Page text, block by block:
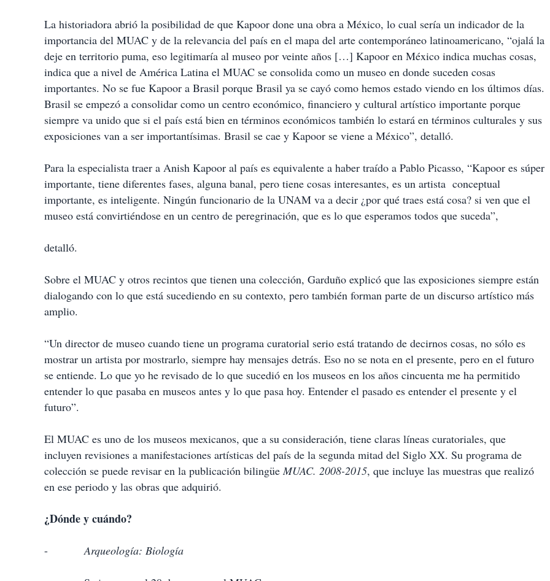
La historiadora abrió la posibilidad de que Kapoor done una obra a México, lo cual sería un indicador de la
importancia del MUAC y de la relevancia del país en el mapa del arte contemporáneo latinoamericano, “ojalá la
deje en territorio puma, eso legitimaría al museo por veinte años […] Kapoor en México indica muchas cosas,
indica que a nivel de América Latina el MUAC se consolida como un museo en donde suceden cosas
importantes. No se fue Kapoor a Brasil porque Brasil ya se cayó como hemos estado viendo en los últimos días.
Brasil se empezó a consolidar como un centro económico, financiero y cultural artístico importante porque
siempre va unido que si el país está bien en términos económicos también lo estará en términos culturales y sus
exposiciones van a ser importantísimas. Brasil se cae y Kapoor se viene a México”, detalló.
Para la especialista traer a Anish Kapoor al país es equivalente a haber traído a Pablo Picasso, “Kapoor es súper
importante, tiene diferentes fases, alguna banal, pero tiene cosas interesantes, es un artista conceptual
importante, es inteligente. Ningún funcionario de la UNAM va a decir ¿por qué traes está cosa? si ven que el
museo está convirtiéndose en un centro de peregrinación, que es lo que esperamos todos que suceda”,
detalló.
Sobre el MUAC y otros recintos que tienen una colección, Garduño explicó que las exposiciones siempre están
dialogando con lo que está sucediendo en su contexto, pero también forman parte de un discurso artístico más
amplio.
“Un director de museo cuando tiene un programa curatorial serio está tratando de decirnos cosas, no sólo es
mostrar un artista por mostrarlo, siempre hay mensajes detrás. Eso no se nota en el presente, pero en el futuro
se entiende. Lo que yo he revisado de lo que sucedió en los museos en los años cincuenta me ha permitido
entender lo que pasaba en museos antes y lo que pasa hoy. Entender el pasado es entender el presente y el
futuro”.
El MUAC es uno de los museos mexicanos, que a su consideración, tiene claras líneas curatoriales, que
incluyen revisiones a manifestaciones artísticas del país de la segunda mitad del Siglo XX. Su programa de
colección se puede revisar en la publicación bilingüeMUAC. 2008-2015, que incluye las muestras que realizó
en ese periodo y las obras que adquirió.
¿Dónde y cuándo?
-Arqueología: Biología